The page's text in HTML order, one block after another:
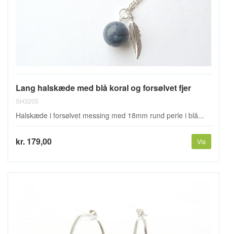
Lang halskæde med blå koral og forsølvet fjer
SH3205
Halskæde i forsølvet messing med 18mm rund perle i blå...
kr. 179,00 Vis